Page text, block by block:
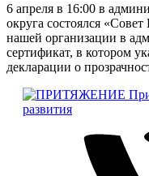
6 апреля в 16:00 в
округа состоялся
нашей организации в
сертификат, в котором
декларации о
развития